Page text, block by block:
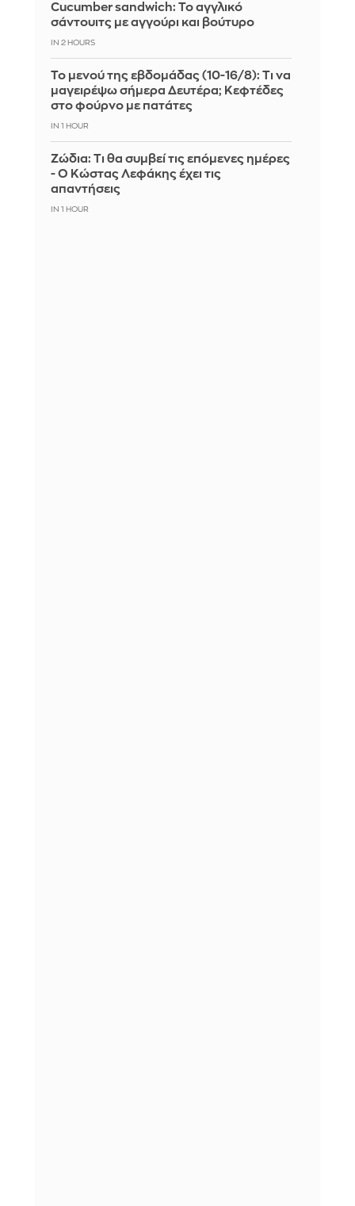
Cucumber sandwich: Το αγγλικό
σάντουιτς με αγγούρι και βούτυρο
IN 2 HOURS
Το μενού της εβδομάδας (10-16/8): Τι να
μαγειρέψω σήμερα Δευτέρα; Κεφτέδες
στο φούρνο με πατάτες
IN 1 HOUR
Ζώδια: Τι θα συμβεί τις επόμενες ημέρες
- Ο Κώστας Λεφάκης έχει τις
απαντήσεις
IN 1 HOUR